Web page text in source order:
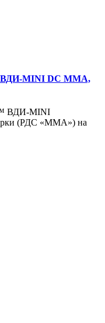
ВДИ-MINI DC MMA,
ВДИ-MINI
(РДС «MMA») на